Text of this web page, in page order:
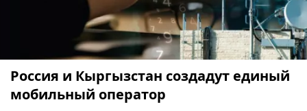
Россия и Кыргызстан создадут единый
мобильный оператор